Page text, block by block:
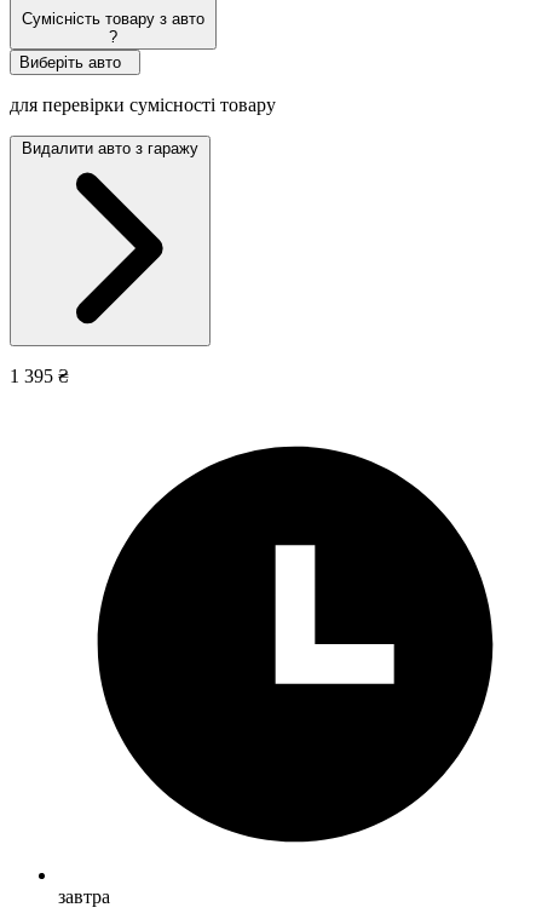
Сумісність товару з авто
?
Виберіть авто
для перевірки сумісності товару
Видалити авто з гаражу
1 395 ₴
завтра